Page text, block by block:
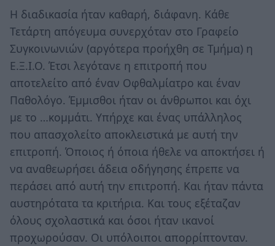
Η διαδικασία ήταν καθαρή, διάφανη. Κάθε
Τετάρτη απόγευμα συνερχόταν στο Γραφείο
Συγκοινωνιών (αργότερα προήχθη σε Τμήμα) η
Ε.Ξ.Ι.Ο. Έτσι λεγότανε η επιτροπή που
αποτελείτο από έναν Οφθαλμίατρο και έναν
Παθολόγο. Έμμισθοι ήταν οι άνθρωποι και όχι
με το …κομμάτι. Υπήρχε και ένας υπάλληλος
που απασχολείτο αποκλειστικά με αυτή την
επιτροπή. Όποιος ή όποια ήθελε να αποκτήσει ή
να αναθεωρήσει άδεια οδήγησης έπρεπε να
περάσει από αυτή την επιτροπή. Και ήταν πάντα
αυστηρότατα τα κριτήρια. Και τους εξέταζαν
όλους σχολαστικά και όσοι ήταν ικανοί
προχωρούσαν. Οι υπόλοιποι απορρίπτονταν.